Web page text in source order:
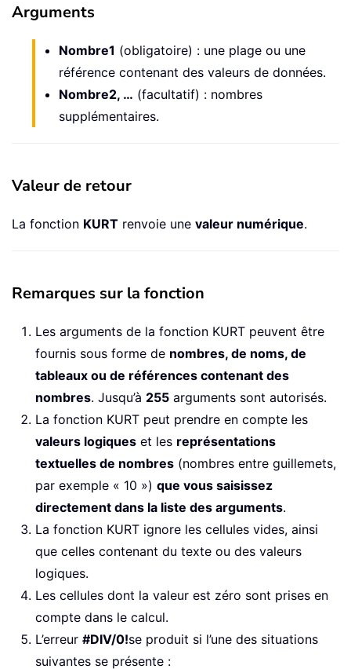
Arguments
Nombre1 (obligatoire) : une plage ou une
référence contenant des valeurs de données.
Nombre2, … (facultatif) : nombres
supplémentaires.
Valeur de retour
La fonction KURT renvoie une valeur numérique.
Remarques sur la fonction
Les arguments de la fonction KURT peuvent être
fournis sous forme de nombres, de noms, de
tableaux ou de références contenant des
nombres. Jusqu’à 255 arguments sont autorisés.
La fonction KURT peut prendre en compte les
valeurs logiques et les représentations
textuelles de nombres (nombres entre guillemets,
par exemple « 10 ») que vous saisissez
directement dans la liste des arguments.
La fonction KURT ignore les cellules vides, ainsi
que celles contenant du texte ou des valeurs
logiques.
Les cellules dont la valeur est zéro sont prises en
compte dans le calcul.
L’erreur #DIV/0!se produit si l’une des situations
suivantes se présente :